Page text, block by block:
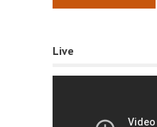
Live